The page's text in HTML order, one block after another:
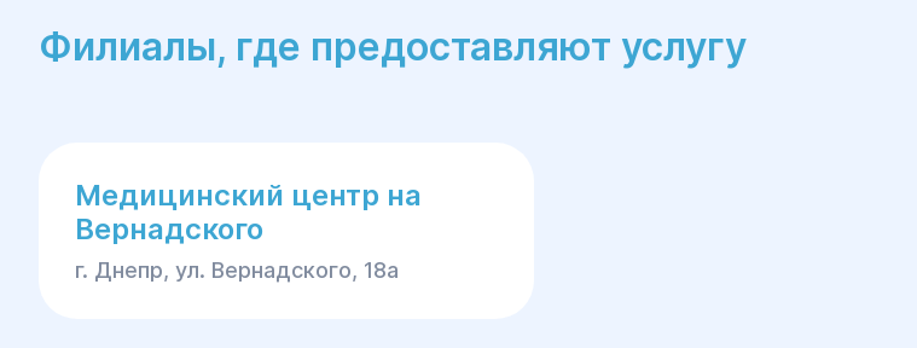
Филиалы, где предоставляют услугу
Медицинский центр на
Вернадского
г. Днепр, ул. Вернадского, 18а